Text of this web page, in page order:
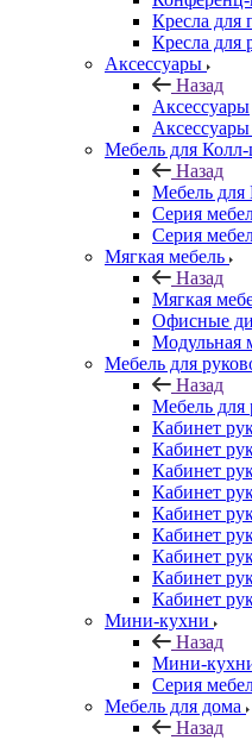
Кресла для
Кресла для
Аксессуары
Назад
Аксессуары
Аксессуары
Мебель для Колл-
Назад
Мебель для
Серия
Серия
Мягкая мебель
Назад
Мягкая
Офисные
Модульная
Мебель для
Назад
Мебель для
Кабинет
Кабинет
Кабинет
Кабинет
Кабинет
Кабинет
Кабинет
Кабинет
Кабинет
Мини-кухни
Назад
Мини-
Серия
Мебель для дома
Назад